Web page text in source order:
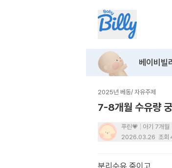
베이비빌
2025년 베동/ 자유주제
7-8개월 수유량
푸린💗
아기 7개월
2026.03.26 조회
분리수유 중이고